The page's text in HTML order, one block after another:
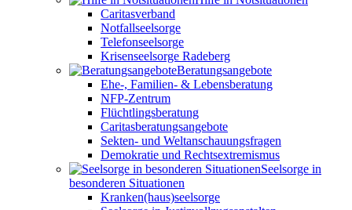
Caritasverband
Notfallseelsorge
Telefonseelsorge
Krisenseelsorge Radeberg
Beratungsangebote
Ehe-, Familien- & Lebensberatung
NFP-Zentrum
Flüchtlingsberatung
Caritasberatungsangebote
Sekten- und Weltanschauungsfragen
Demokratie und Rechtsextremismus
Seelsorge in
besonderen Situationen
Kranken(haus)seelsorge